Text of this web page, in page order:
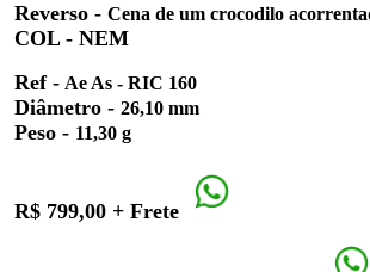
Reverso - Cena de um crocodilo
COL - NEM
Ref - Ae As - RIC 160
Diâmetro - 26,10 mm
Peso - 11,30 g
R$ 799,00 + Frete